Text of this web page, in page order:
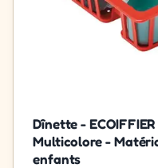
Dînette -
Multicolore -
enfants